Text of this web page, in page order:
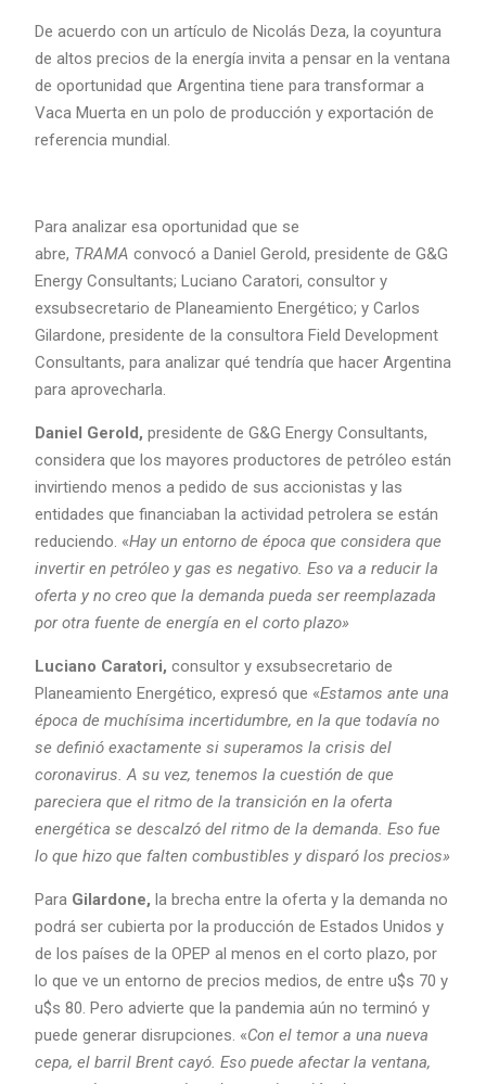
De acuerdo con un artículo de Nicolás Deza, la coyuntura
de altos precios de la energía invita a pensar en la ventana
de oportunidad que Argentina tiene para transformar a
Vaca Muerta en un polo de producción y exportación de
referencia mundial.
Para analizar esa oportunidad que se
abre, TRAMA convocó a Daniel Gerold, presidente de G&G
Energy Consultants; Luciano Caratori, consultor y
exsubsecretario de Planeamiento Energético; y Carlos
Gilardone, presidente de la consultora Field Development
Consultants, para analizar qué tendría que hacer Argentina
para aprovecharla.
Daniel Gerold, presidente de G&G Energy Consultants,
considera que los mayores productores de petróleo están
invirtiendo menos a pedido de sus accionistas y las
entidades que financiaban la actividad petrolera se están
reduciendo. «Hay un entorno de época que considera que
invertir en petróleo y gas es negativo. Eso va a reducir la
oferta y no creo que la demanda pueda ser reemplazada
por otra fuente de energía en el corto plazo»
Luciano Caratori, consultor y exsubsecretario de
Planeamiento Energético, expresó que «Estamos ante una
época de muchísima incertidumbre, en la que todavía no
se definió exactamente si superamos la crisis del
coronavirus. A su vez, tenemos la cuestión de que
pareciera que el ritmo de la transición en la oferta
energética se descalzó del ritmo de la demanda. Eso fue
lo que hizo que falten combustibles y disparó los precios»
Para Gilardone, la brecha entre la oferta y la demanda no
podrá ser cubierta por la producción de Estados Unidos y
de los países de la OPEP al menos en el corto plazo, por
lo que ve un entorno de precios medios, de entre u$s 70 y
u$s 80. Pero advierte que la pandemia aún no terminó y
puede generar disrupciones. «Con el temor a una nueva
cepa, el barril Brent cayó. Eso puede afectar la ventana,